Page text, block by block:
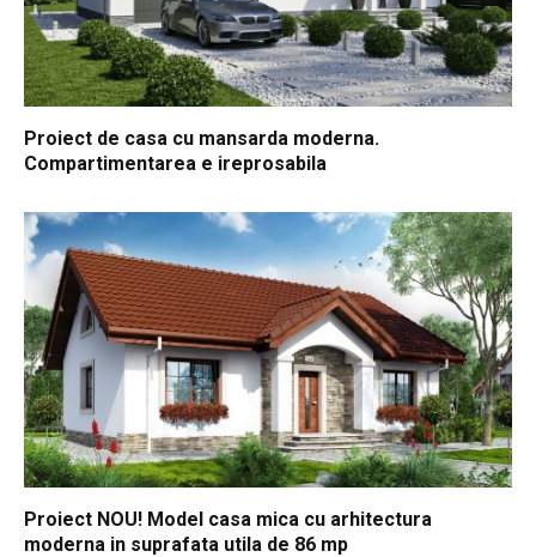
Proiect de casa cu mansarda moderna.
Compartimentarea e ireprosabila
Proiect NOU! Model casa mica cu arhitectura
moderna in suprafata utila de 86 mp